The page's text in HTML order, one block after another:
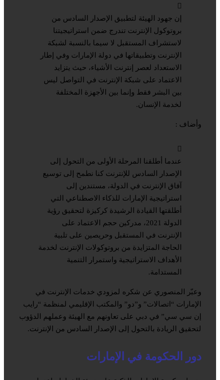
إن جهود الهيئة لتطبيق الإصدار السادس من
بروتوكول الإنترنت تندرج ضمن استراتيجيتنا
لاستشراف المستقبل لا سيما بالنسبة لشبكة
الإنترنت وتطبيقاتها في دولة الإمارات وفي إطار
الاستعداد لعصر إنترنت الأشياء، حيث يتزايد
الاعتماد على شبكة الإنترنت في التواصل ليس
بين البشر فقط وإنما بين الأجهزة المختلفة
لخدمة الإنسان.
وأضاف :
عندما أطلقنا المرحلة الأولى من التحول إلى
الإصدار السادس للإنترنت كنا نطمح إلى توسيع
آفاق الإنترنت في الدولة، مستندين إلى
استراتيجية الإمارات للذكاء الاصطناعي التي
أطلقتها القيادة الرشيدة كركيزة لتحقيق رؤية
الدولة 2021، مدركين حجم الاعتماد على
الإنترنت في المستقبل وحريصين على تلبية
الحاجة المتزايدة من بروتوكولات الإنترنت لخدمة
الأهداف الاستراتيجية واستمرار التنمية
المستدامة.
وعبّر المنصوري عن شكره لمزودي خدمات الإنترنت في
الإمارات “اتصالات” و”دو” والمكتب الإقليمي لمنظمة “رايب
إن سي سي” في دبي على تعاونهم مع الهيئة وعملهم الدؤوب
لتحقيق الريادة بالتحول إلى الإصدار السادس من الإنترنت.
دور الحكومة في الإمارات